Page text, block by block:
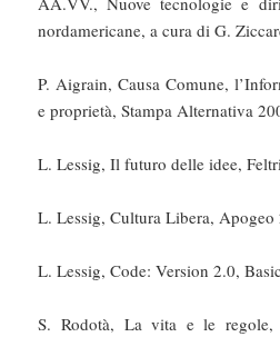
nordamericane, a cura di G.
P. Aigrain, Causa Comune,
e proprietà, Stampa Alternativa
L. Lessig, Il futuro delle idee,
L. Lessig, Cultura Libera, Apogeo
L. Lessig, Code: Version 2.0,
S. Rodotà, La vita e le